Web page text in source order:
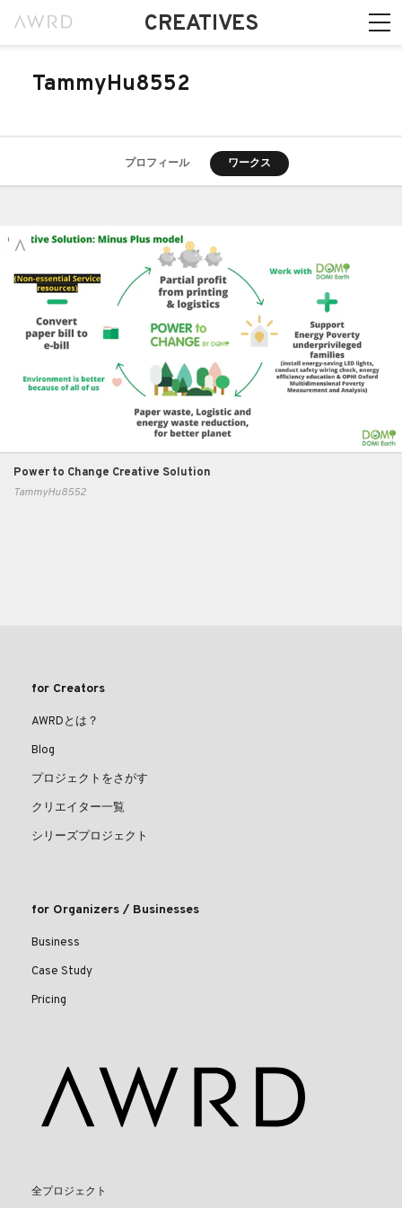
CREATIVES
TammyHu8552
プロフィール ワークス
Power to Change Creative Solution
TammyHu8552
for Creators
AWRDとは？
Blog
プロジェクトをさがす
クリエイター一覧
シリーズプロジェクト
for Organizers / Businesses
Business
Case Study
Pricing
全プロジェクト